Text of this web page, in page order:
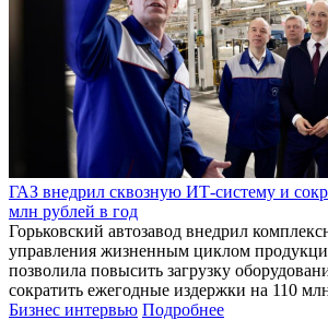
ГАЗ внедрил сквозную ИТ-систему и
млн рублей в год
Горьковский автозавод внедрил
управления жизненным циклом
позволила повысить загрузку
сократить ежегодные издержки на 110
Бизнес интервью Подробнее